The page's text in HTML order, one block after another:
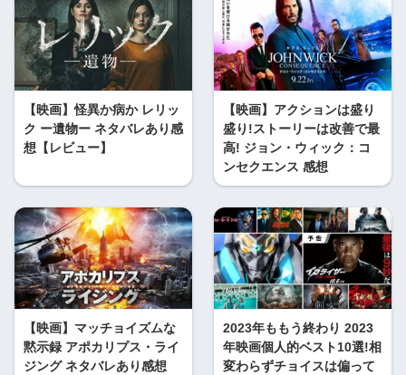
【映画】怪異か病か レリッ
ク ー遺物ー ネタバレあり感
想【レビュー】
【映画】アクションは盛り
盛り!ストーリーは改善で最
高! ジョン・ウィック：コ
ンセクエンス 感想
【映画】マッチョイズムな
黙示録 アポカリプス・ライ
ジング ネタバレあり感想
2023年ももう終わり 2023
年映画個人的ベスト10選!相
変わらずチョイスは偏って